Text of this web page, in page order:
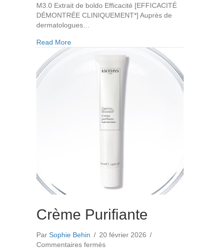
M3.0 Extrait de boldo Efficacité [EFFICACITÉ
DÉMONTRÉE CLINIQUEMENT*] Auprès de
dermatologues…
Read Moreabout Baume Réparateur
Crème Purifiante
Par Sophie Behin / 20 février 2026 /
Commentaires ferméssur